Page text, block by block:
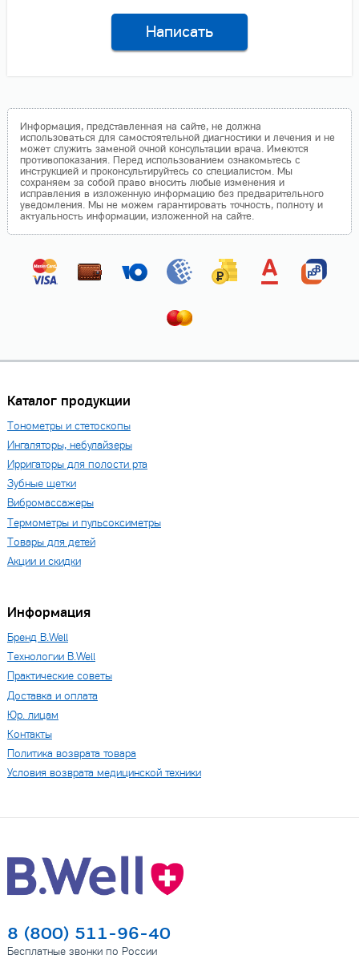
Написать
Информация, представленная на сайте, не должна
использоваться для самостоятельной диагностики и лечения и не
может служить заменой очной консультации врача. Имеются
противопоказания. Перед использованием ознакомьтесь с
инструкцией и проконсультируйтесь со специалистом. Мы
сохраняем за собой право вносить любые изменения и
исправления в изложенную информацию без предварительного
уведомления. Мы не можем гарантировать точность, полноту и
актуальность информации, изложенной на сайте.
Каталог продукции
Тонометры и стетоскопы
Ингаляторы, небулайзеры
Ирригаторы для полости рта
Зубные щетки
Вибромассажеры
Термометры и пульсоксиметры
Товары для детей
Акции и скидки
Информация
Бренд B.Well
Технологии B.Well
Практические советы
Доставка и оплата
Юр. лицам
Контакты
Политика возврата товара
Условия возврата медицинской техники
8 (800) 511-96-40
Бесплатные звонки по России